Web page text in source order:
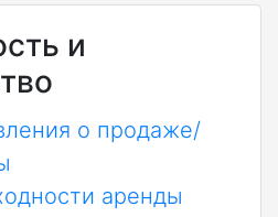
и
о продаже/
аренды